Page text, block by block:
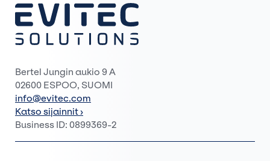
Bertel Jungin aukio 9 A
02600 ESPOO, SUOMI
info@evitec.com
Katso sijainnit ›
Business ID: 0899369-2